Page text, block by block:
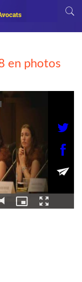
en photos